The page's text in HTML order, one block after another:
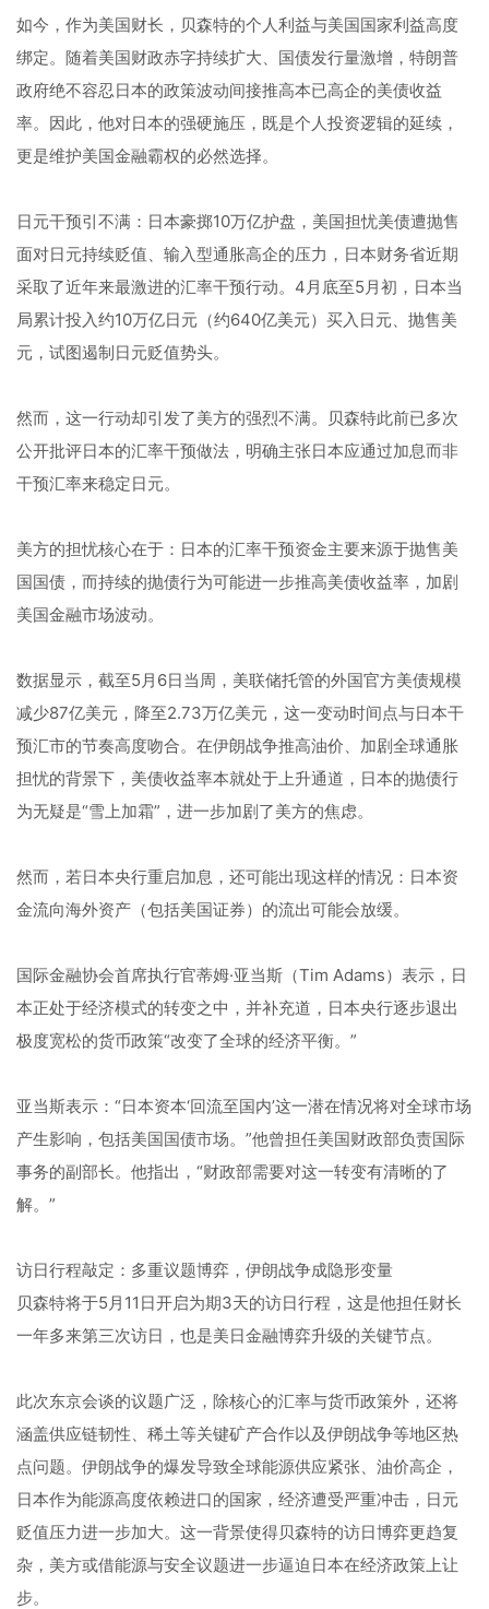
如今，作为美国财长，贝森特的个人利益与美国国家利益高度
绑定。随着美国财政赤字持续扩大、国债发行量激增，特朗普
政府绝不容忍日本的政策波动间接推高本已高企的美债收益
率。因此，他对日本的强硬施压，既是个人投资逻辑的延续，
更是维护美国金融霸权的必然选择。
日元干预引不满：日本豪掷10万亿护盘，美国担忧美债遭抛售
面对日元持续贬值、输入型通胀高企的压力，日本财务省近期
采取了近年来最激进的汇率干预行动。4月底至5月初，日本当
局累计投入约10万亿日元（约640亿美元）买入日元、抛售美
元，试图遏制日元贬值势头。
然而，这一行动却引发了美方的强烈不满。贝森特此前已多次
公开批评日本的汇率干预做法，明确主张日本应通过加息而非
干预汇率来稳定日元。
美方的担忧核心在于：日本的汇率干预资金主要来源于抛售美
国国债，而持续的抛债行为可能进一步推高美债收益率，加剧
美国金融市场波动。
数据显示，截至5月6日当周，美联储托管的外国官方美债规模
减少87亿美元，降至2.73万亿美元，这一变动时间点与日本干
预汇市的节奏高度吻合。在伊朗战争推高油价、加剧全球通胀
担忧的背景下，美债收益率本就处于上升通道，日本的抛债行
为无疑是“雪上加霜”，进一步加剧了美方的焦虑。
然而，若日本央行重启加息，还可能出现这样的情况：日本资
金流向海外资产（包括美国证券）的流出可能会放缓。
国际金融协会首席执行官蒂姆·亚当斯（Tim Adams）表示，日
本正处于经济模式的转变之中，并补充道，日本央行逐步退出
极度宽松的货币政策“改变了全球的经济平衡。”
亚当斯表示：“日本资本‘回流至国内’这一潜在情况将对全球市场
产生影响，包括美国国债市场。”他曾担任美国财政部负责国际
事务的副部长。他指出，“财政部需要对这一转变有清晰的了
解。”
访日行程敲定：多重议题博弈，伊朗战争成隐形变量
贝森特将于5月11日开启为期3天的访日行程，这是他担任财长
一年多来第三次访日，也是美日金融博弈升级的关键节点。
此次东京会谈的议题广泛，除核心的汇率与货币政策外，还将
涵盖供应链韧性、稀土等关键矿产合作以及伊朗战争等地区热
点问题。伊朗战争的爆发导致全球能源供应紧张、油价高企，
日本作为能源高度依赖进口的国家，经济遭受严重冲击，日元
贬值压力进一步加大。这一背景使得贝森特的访日博弈更趋复
杂，美方或借能源与安全议题进一步逼迫日本在经济政策上让
步。